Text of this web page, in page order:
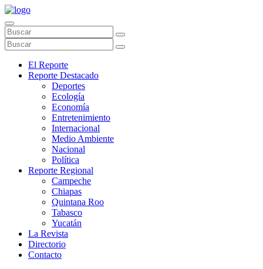
El Reporte
Reporte Destacado
Deportes
Ecología
Economía
Entretenimiento
Internacional
Medio Ambiente
Nacional
Política
Reporte Regional
Campeche
Chiapas
Quintana Roo
Tabasco
Yucatán
La Revista
Directorio
Contacto